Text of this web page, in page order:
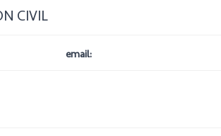
CIVIL
email: